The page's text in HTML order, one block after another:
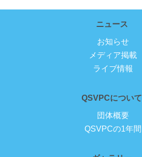
ニュース
お知らせ
メディア掲載
ライブ情報
QSVPCについて
団体概要
QSVPCの1年間